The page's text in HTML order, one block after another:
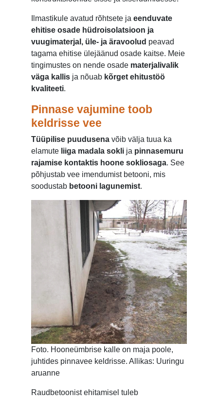
Ilmastikule avatud rõhtsete ja eenduvate
ehitise osade hüdroisolatsioon ja
vuugimaterjal, üle- ja äravoolud peavad
tagama ehitise ülejäänud osade kaitse. Meie
tingimustes on nende osade materjalivalik
väga kallis ja nõuab kõrget ehitustöö
kvaliteeti.
Pinnase vajumine toob
keldrisse vee
Tüüpilise puudusena võib välja tuua ka
elamute liiga madala sokli ja pinnasemuru
rajamise kontaktis hoone sokliosaga. See
põhjustab vee imendumist betooni, mis
soodustab betooni lagunemist.
Foto. Hooneümbrise kalle on maja poole,
juhtides pinnavee keldrisse. Allikas: Uuringu
aruanne
Raudbetoonist ehitamisel tuleb